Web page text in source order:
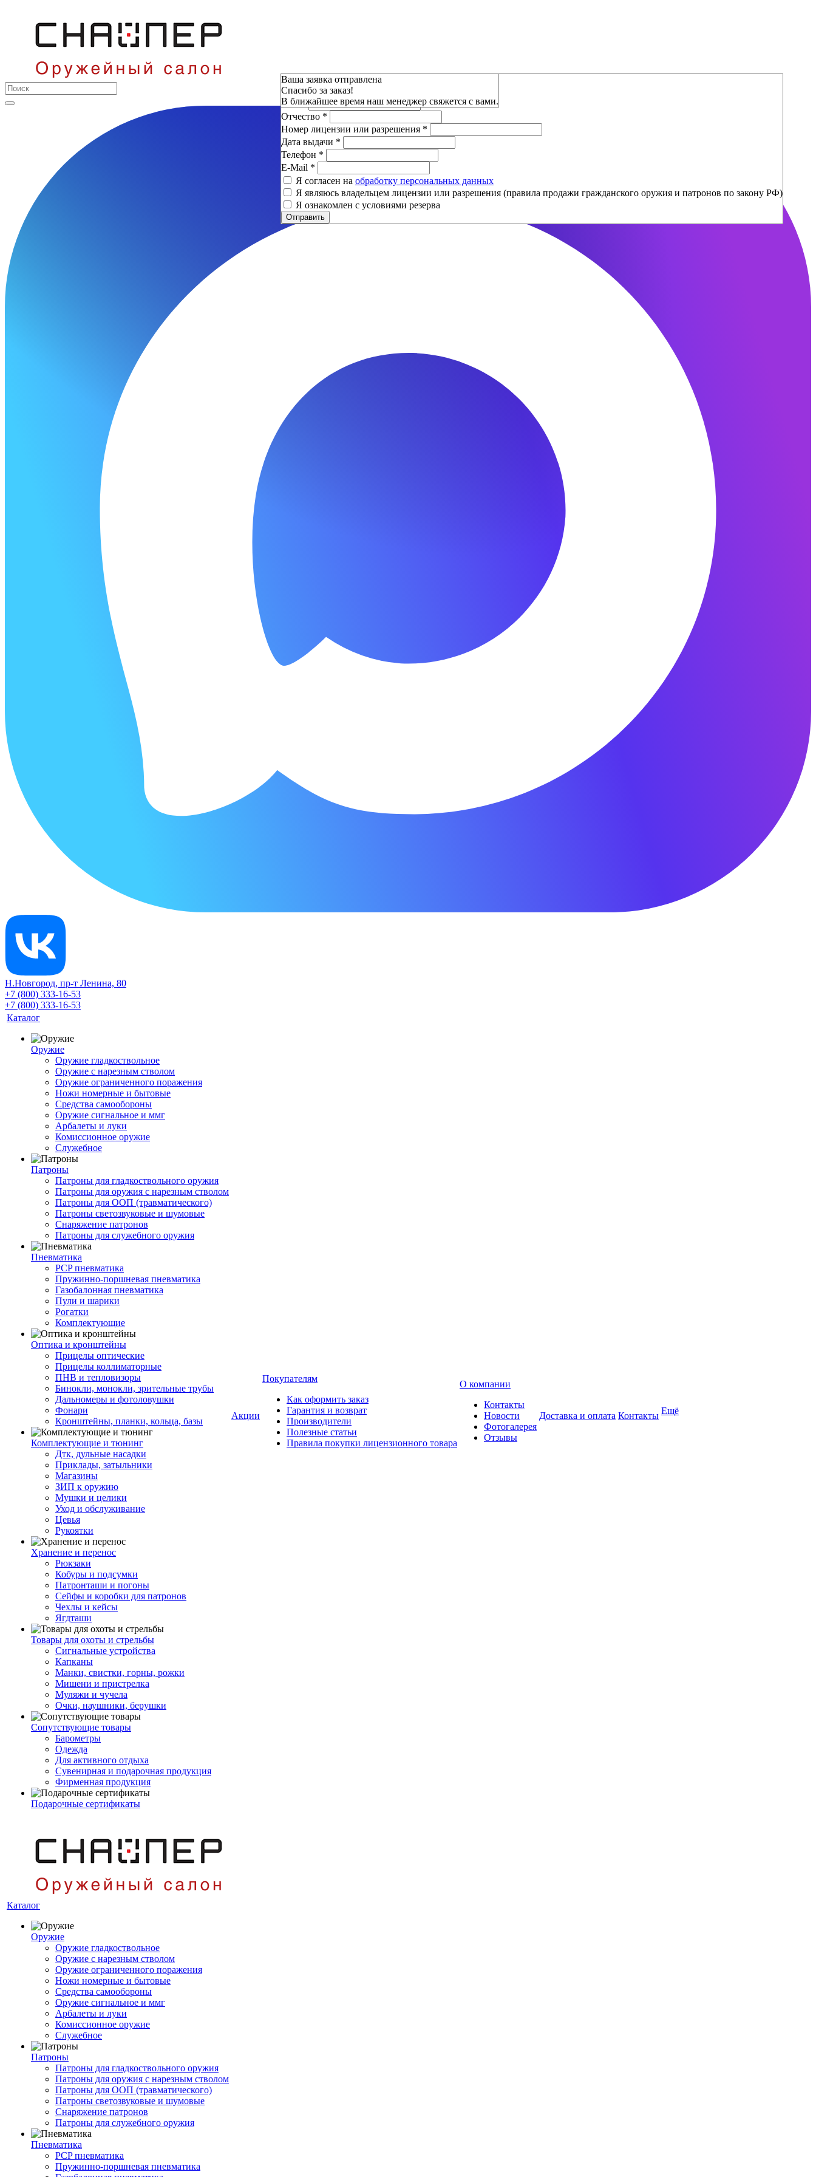
Н.Новгород, пр-т Ленина, 80
+7 (800) 333-16-53
+7 (800) 333-16-53
Каталог
Оружие
Оружие гладкоствольное
Оружие с нарезным стволом
Оружие ограниченного поражения
Ножи номерные и бытовые
Средства самообороны
Оружие сигнальное и ммг
Арбалеты и луки
Комиссионное оружие
Служебное
Патроны
Патроны для гладкоствольного оружия
Патроны для оружия с нарезным стволом
Патроны для ООП (травматического)
Патроны светозвуковые и шумовые
Снаряжение патронов
Патроны для служебного оружия
Пневматика
PCP пневматика
Пружинно-поршневая пневматика
Газобалонная пневматика
Пули и шарики
Рогатки
Комплектующие
Оптика и кронштейны
Прицелы оптические
Прицелы коллиматорные
ПНВ и тепловизоры
Бинокли, монокли, зрительные трубы
Дальномеры и фотоловушки
Фонари
Кронштейны, планки, кольца, базы
Комплектующие и тюнинг
Дтк, дульные насадки
Приклады, затыльники
Магазины
ЗИП к оружию
Мушки и целики
Уход и обслуживание
Цевья
Рукоятки
Хранение и перенос
Рюкзаки
Кобуры и подсумки
Патронташи и погоны
Сейфы и коробки для патронов
Чехлы и кейсы
Ягдташи
Товары для охоты и стрельбы
Сигнальные устройства
Капканы
Манки, свистки, горны, рожки
Мишени и пристрелка
Муляжи и чучела
Очки, наушники, берушки
Сопутствующие товары
Барометры
Одежда
Для активного отдыха
Сувенирная и подарочная продукция
Фирменная продукция
Подарочные сертификаты
Акции
Покупателям
Как оформить заказ
Гарантия и возврат
Производители
Полезные статьи
Правила покупки лицензионного товара
О компании
Контакты
Новости
Фотогалерея
Отзывы
Доставка и оплата Контакты Ещё
Каталог
Оружие
Оружие гладкоствольное
Оружие с нарезным стволом
Оружие ограниченного поражения
Ножи номерные и бытовые
Средства самообороны
Оружие сигнальное и ммг
Арбалеты и луки
Комиссионное оружие
Служебное
Патроны
Патроны для гладкоствольного оружия
Патроны для оружия с нарезным стволом
Патроны для ООП (травматического)
Патроны светозвуковые и шумовые
Снаряжение патронов
Патроны для служебного оружия
Пневматика
PCP пневматика
Пружинно-поршневая пневматика
Зарезервировать
Фамилия*
Имя*
Отчество *
Номер лицензии или разрешения *
Дата выдачи *
Телефон *
E-Mail *
Я согласен на обработку персональных данных
Я являюсь владельцем лицензии или разрешения (правила продажи гражданского оружия и патронов по закону РФ)
Я ознакомлен с условиями резерва
Отправить
Ваша заявка отправлена
Спасибо за заказ!
В ближайшее время наш менеджер свяжется с вами.